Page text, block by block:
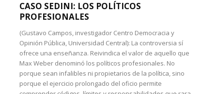
CASO SEDINI: LOS POLÍTICOS
PROFESIONALES
(Gustavo Campos, investigador Centro Democracia y
Opinión Pública, Universidad Central): La controversia sí
ofrece una enseñanza. Reivindica el valor de aquello que
Max Weber denominó los políticos profesionales. No
porque sean infalibles ni propietarios de la política, sino
porque el ejercicio prolongado del oficio permite